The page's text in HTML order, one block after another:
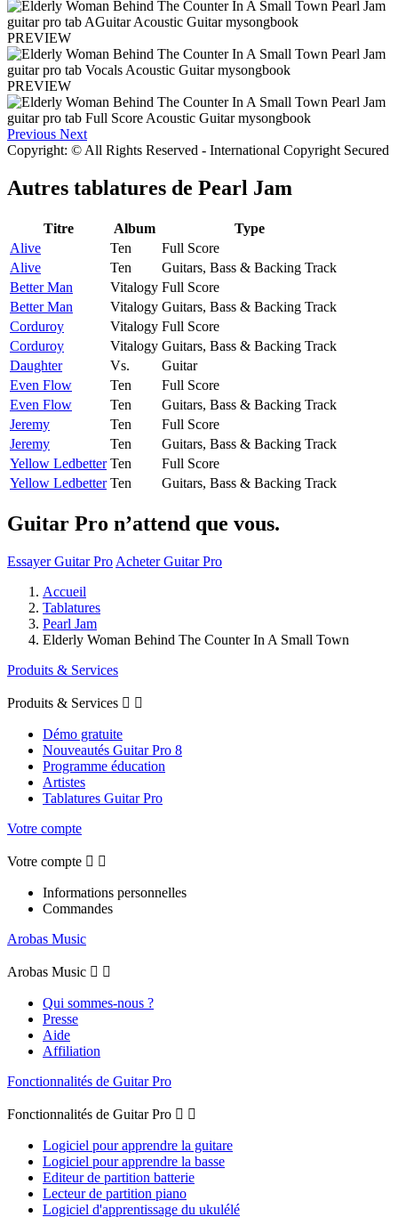
PREVIEW
PREVIEW
Previous Next
Copyright: © All Rights Reserved - International Copyright Secured
Autres tablatures de Pearl Jam
Titre Album
Type
Alive
Ten
Full Score
Alive
Ten
Guitars, Bass & Backing Track
Better Man
Vitalogy Full Score
Better Man
Vitalogy Guitars, Bass & Backing Track
Corduroy
Vitalogy Full Score
Corduroy
Vitalogy Guitars, Bass & Backing Track
Daughter
Vs.
Guitar
Even Flow
Ten
Full Score
Even Flow
Ten
Guitars, Bass & Backing Track
Jeremy
Ten
Full Score
Jeremy
Ten
Guitars, Bass & Backing Track
Yellow Ledbetter Ten
Full Score
Yellow Ledbetter Ten Guitars, Bass & Backing Track
Guitar Pro n’attend que vous.
Essayer Guitar Pro Acheter Guitar Pro
Accueil
Tablatures
Pearl Jam
Elderly Woman Behind The Counter In A Small Town
Produits & Services
Produits & Services  
Démo gratuite
Nouveautés Guitar Pro 8
Programme éducation
Artistes
Tablatures Guitar Pro
Votre compte
Votre compte  
Informations personnelles
Commandes
Arobas Music
Arobas Music  
Qui sommes-nous ?
Presse
Aide
Affiliation
Fonctionnalités de Guitar Pro
Fonctionnalités de Guitar Pro  
Logiciel pour apprendre la guitare
Logiciel pour apprendre la basse
Editeur de partition batterie
Lecteur de partition piano
Logiciel d'apprentissage du ukulélé